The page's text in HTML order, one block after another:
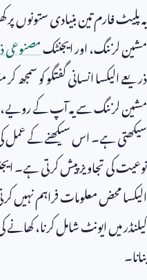
یہ پلیٹ فارم تین بنیادی ستونوں
مشین لرننگ، اور ایجنٹکمصنوعی
ذریعے الیکسا انسانی گفتگو کو
مشین لرننگ سے یہ آپ کے
سیکھتی ہے۔ اس سیکھنے کے عمل کی
نوعیت کی تجاویز پیش کرتی ہے۔
الیکسا محض معلومات فراہم نہیں
کیلنڈر میں ایونٹ شامل کرنا،
بنانا۔